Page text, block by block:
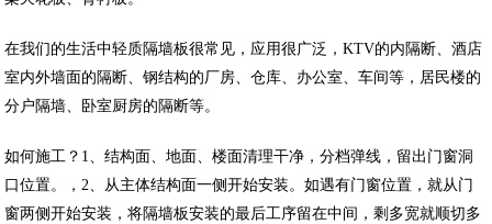
在我们的生活中轻质隔墙板很常见，应用很广泛，KTV的内隔断、酒店
室内外墙面的隔断、钢结构的厂房、仓库、办公室、车间等，居民楼的
分户隔墙、卧室厨房的隔断等。
如何施工？1、结构面、地面、楼面清理干净，分档弹线，留出门窗洞
口位置。，2、从主体结构面一侧开始安装。如遇有门窗位置，就从门
窗两侧开始安装，将隔墙板安装的最后工序留在中间，剩多宽就顺切多